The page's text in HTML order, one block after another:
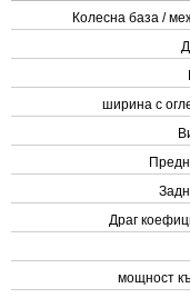
Колесна база /
ширина с
Драг
мощност